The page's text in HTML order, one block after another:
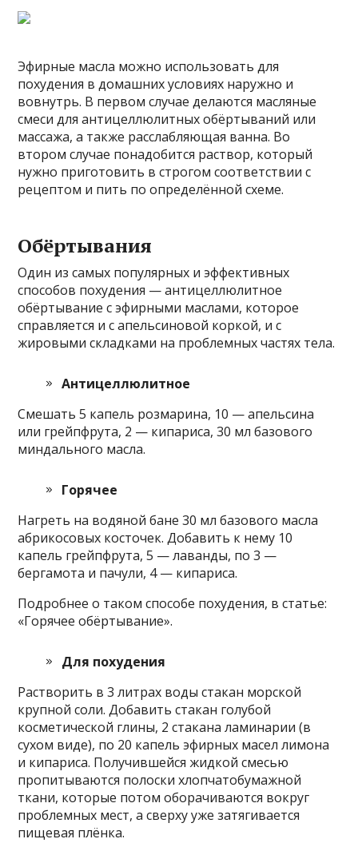
Эфирные масла можно использовать для
похудения в домашних условиях наружно и
вовнутрь. В первом случае делаются масляные
смеси для антицеллюлитных обёртываний или
массажа, а также расслабляющая ванна. Во
втором случае понадобится раствор, который
нужно приготовить в строгом соответствии с
рецептом и пить по определённой схеме.
Обёртывания
Один из самых популярных и эффективных
способов похудения — антицеллюлитное
обёртывание с эфирными маслами, которое
справляется и с апельсиновой коркой, и с
жировыми складками на проблемных частях тела.
Антицеллюлитное
Смешать 5 капель розмарина, 10 — апельсина
или грейпфрута, 2 — кипариса, 30 мл базового
миндального масла.
Горячее
Нагреть на водяной бане 30 мл базового масла
абрикосовых косточек. Добавить к нему 10
капель грейпфрута, 5 — лаванды, по 3 —
бергамота и пачули, 4 — кипариса.
Подробнее о таком способе похудения, в статье:
«Горячее обёртывание».
Для похудения
Растворить в 3 литрах воды стакан морской
крупной соли. Добавить стакан голубой
косметической глины, 2 стакана ламинарии (в
сухом виде), по 20 капель эфирных масел лимона
и кипариса. Получившейся жидкой смесью
пропитываются полоски хлопчатобумажной
ткани, которые потом оборачиваются вокруг
проблемных мест, а сверху уже затягивается
пищевая плёнка.